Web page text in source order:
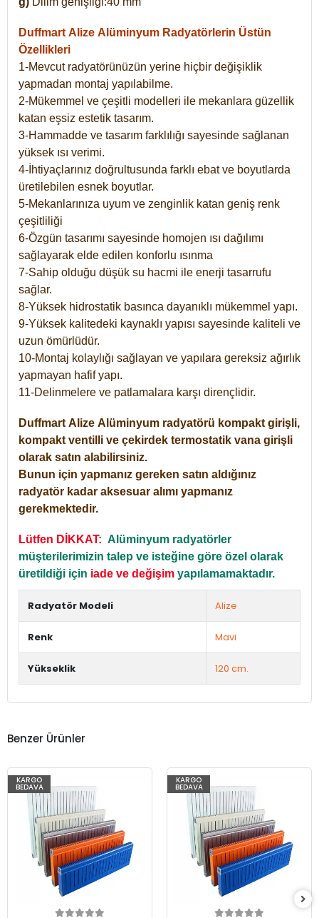
Duffmart Alize Alüminyum Radyatörlerin Üstün
Özellikleri
1-Mevcut radyatörünüzün yerine hiçbir değişiklik
yapmadan montaj yapılabilme.
2-Mükemmel ve çeşitli modelleri ile mekanlara güzellik
katan eşsiz estetik tasarım.
3-Hammadde ve tasarım farklılığı sayesinde sağlanan
yüksek ısı verimi.
4-İhtiyaçlarınız doğrultusunda farklı ebat ve boyutlarda
üretilebilen esnek boyutlar.
5-Mekanlarınıza uyum ve zenginlik katan geniş renk
çeşitliliği
6-Özgün tasarımı sayesinde homojen ısı dağılımı
sağlayarak elde edilen konforlu ısınma
7-Sahip olduğu düşük su hacmi ile enerji tasarrufu
sağlar.
8-Yüksek hidrostatik basınca dayanıklı mükemmel yapı.
9-Yüksek kalitedeki kaynaklı yapısı sayesinde kaliteli ve
uzun ömürlüdür.
10-Montaj kolaylığı sağlayan ve yapılara gereksiz ağırlık
yapmayan hafif yapı.
11-Delinmelere ve patlamalara karşı dirençlidir.
Duffmart Alize Alüminyum radyatörü kompakt girişli,
kompakt ventilli ve çekirdek termostatik vana girişli
olarak satın alabilirsiniz.
Bunun için yapmanız gereken satın aldığınız
radyatör kadar aksesuar alımı yapmanız
gerekmektedir.
Lütfen DİKKAT: Alüminyum radyatörler
müşterilerimizin talep ve isteğine göre özel olarak
üretildiği için iade ve değişim yapılamamaktadır.
Radyatör Modeli Alize
Renk Mavi
Yükseklik 120 cm.
Benzer Ürünler
KARGO
BEDAVA
KARGO
BEDAVA